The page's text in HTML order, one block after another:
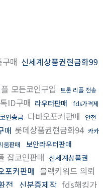
매 신세계상품권현금화99
모든코인구입
트론 리플 전송
ID구매 라우터판매
fds가격제
인송금 다바오포커판매
안전
매 롯데상품권현금화94 카카
움판매 보안라우터판매
잡코인판매 신세계상품권
포커판매 블랙키워드 의뢰
전 신분증제작 fds해킹가